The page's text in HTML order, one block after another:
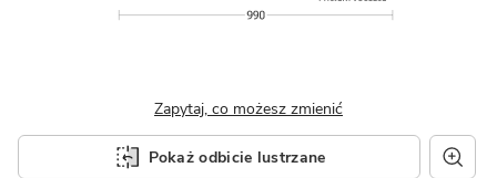
Zapytaj, co możesz zmienić
Pokaż odbicie lustrzane